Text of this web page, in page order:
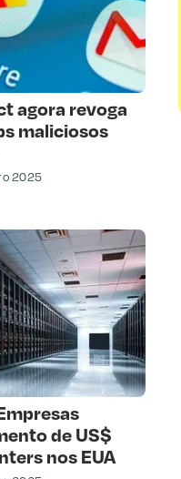
agora revoga
maliciosos
2025
de US$
nos EUA